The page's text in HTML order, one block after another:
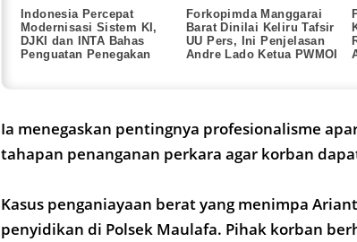
Indonesia Percepat
Modernisasi Sistem KI,
DJKI dan INTA Bahas
Penguatan Penegakan
Forkopimda Manggarai
Barat Dinilai Keliru Tafsir
UU Pers, Ini Penjelasan
Andre Lado Ketua PWMOI
Ia menegaskan pentingnya profesionalisme
tahapan penanganan perkara agar korban
Kasus penganiayaan berat yang menimpa
penyidikan di Polsek Maulafa. Pihak korban